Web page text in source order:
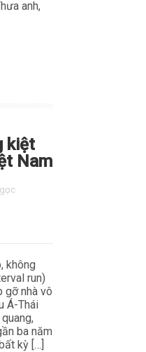
anh,
kiệt
Nam
không
run)
gỡ nhà vô
Á-Thái
ba năm
kỳ […]